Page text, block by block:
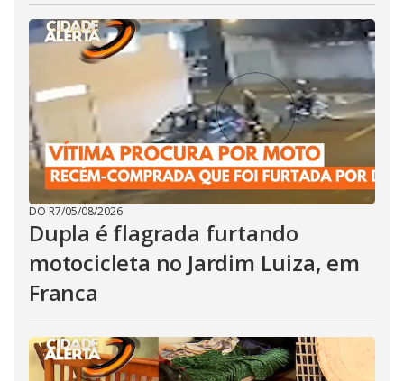
DO R7/05/08/2026
Dupla é flagrada furtando
motocicleta no Jardim Luiza, em
Franca